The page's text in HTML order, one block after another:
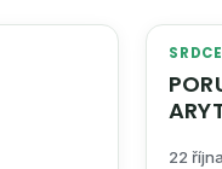
PORUCHY
22